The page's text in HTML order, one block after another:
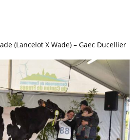
(Lancelot X Wade) – Gaec Ducellier